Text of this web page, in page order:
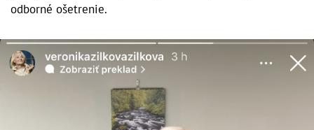
odborné ošetrenie.